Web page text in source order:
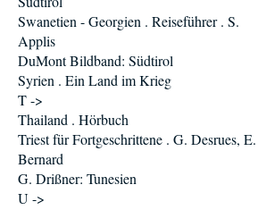
Swanetien - Georgien . Reiseführer . S.
Applis
DuMont Bildband: Südtirol
Syrien . Ein Land im Krieg
T ->
Thailand . Hörbuch
Triest für Fortgeschrittene . G. Desrues, E.
Bernard
G. Drißner: Tunesien
U ->